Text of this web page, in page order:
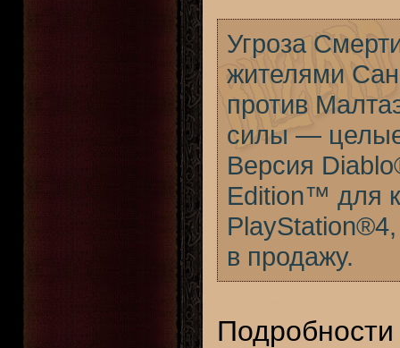
Угроза
жителями
против
силы — целые
Версия
Edition™ для
в продажу.